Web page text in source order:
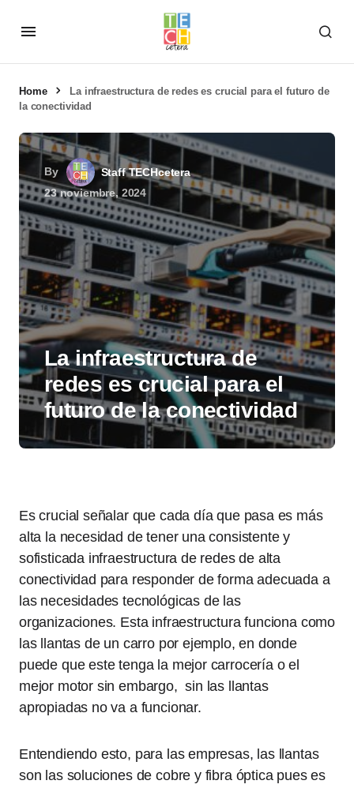
Home
La infraestructura de redes es crucial para el futuro de
la conectividad
By
Staff TECHcetera
23 noviembre, 2024
La infraestructura de
redes es crucial para el
futuro de la conectividad
Es crucial señalar que cada día que pasa es más
alta la necesidad de tener una consistente y
sofisticada infraestructura de redes de alta
conectividad para responder de forma adecuada a
las necesidades tecnológicas de las
organizaciones. Esta infraestructura funciona como
las llantas de un carro por ejemplo, en donde
puede que este tenga la mejor carrocería o el
mejor motor sin embargo, sin las llantas
apropiadas no va a funcionar.
Entendiendo esto, para las empresas, las llantas
son las soluciones de cobre y fibra óptica pues es